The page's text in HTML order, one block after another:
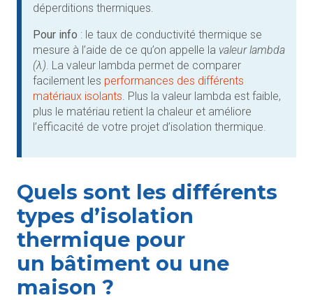
déperditions thermiques.
Pour info : le taux de conductivité thermique se
mesure à l’aide de ce qu’on appelle la valeur lambda
(λ) . La valeur lambda permet de comparer
facilement les performances des différents
matériaux isolants . Plus la valeur lambda est faible,
plus le matériau retient la chaleur et améliore
l’efficacité de votre projet d’isolation thermique.
Quels sont les différents
types d’isolation
thermique pour
un bâtiment ou une
maison ?